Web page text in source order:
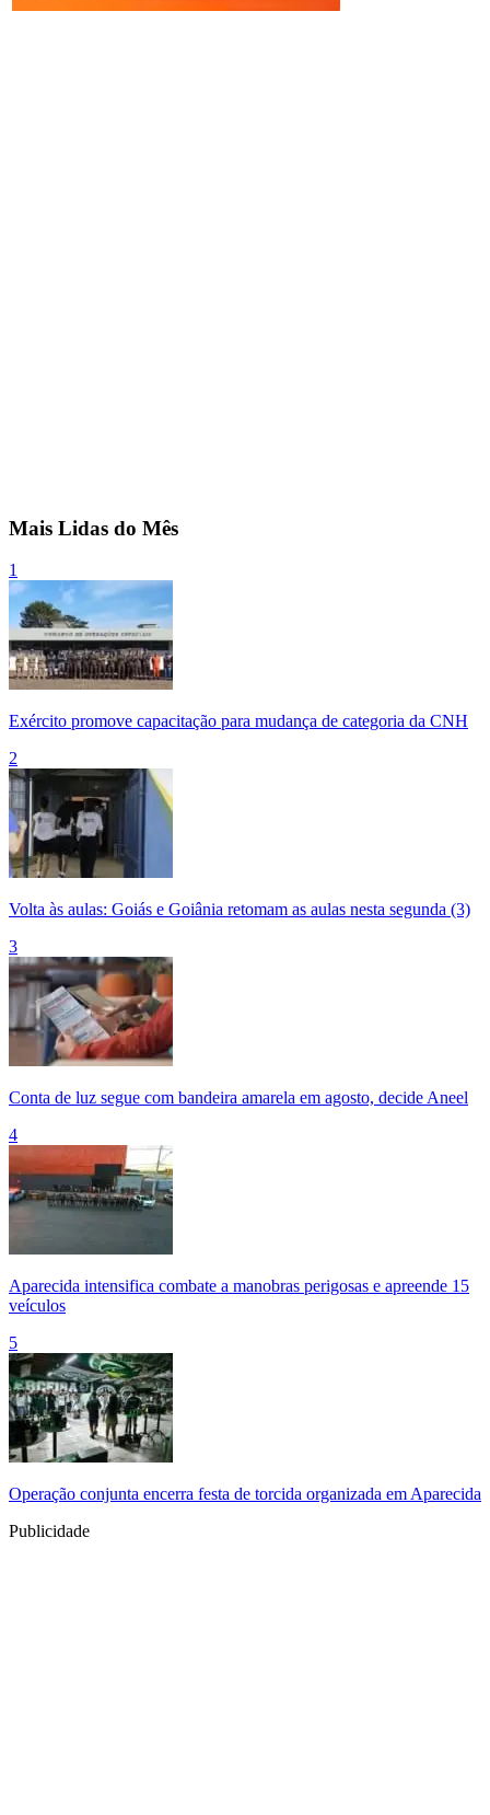
Mais Lidas do Mês
1
Exército promove capacitação para mudança de categoria da CNH
2
Volta às aulas: Goiás e Goiânia retomam as aulas nesta segunda (3)
3
Conta de luz segue com bandeira amarela em agosto, decide Aneel
4
Aparecida intensifica combate a manobras perigosas e apreende 15
veículos
5
Operação conjunta encerra festa de torcida organizada em Aparecida
Publicidade